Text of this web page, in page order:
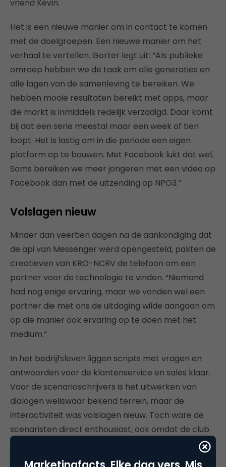
vriend Kevin.
Het is een nieuwe manier om in contact te komen
met de doelgroepen. Een nieuwe manier om het
verhaal te vertellen. Gorter legt uit: “Als publieke
omroep hebben we de taak om alle generaties en
alle lagen van de samenleving te bereiken. We
hebben mooie resultaten bereikt met apps, maar
die markt is inmiddels redelijk verzadigd. Daar komt
bij dat een serie meestal maar een week of tien
loopt. Het is lastig om in die periode een eigen
platform op te bouwen. Met Facebook lukt dat wel.
Soms bereiken we meer jongeren met een video op
Facebook dan met de uitzending op NPO3.”
Volslagen nieuw
Minder dan veertien dagen na de aankondiging dat
de api van Messenger werd opengesteld, pakten de
creatieven van KRO-NCRV de telefoon om een
partner voor de technologie te vinden. “Niemand
had nog enige ervaring, maar we vonden wel een
partner die met ons de uitdaging wilde aangaan om
op die manier ook ervaring op te doen met het
medium.“
In het bedrijfsleven liggen scripts met vragen en
antwoorden voor de klantenservice en sales klaar.
Voor de scenarioschrijvers is het uitwerken van
dialogen weliswaar bekend terrein, maar de
interactiviteit was volslagen nieuw. Toch ware de
scenaristen direct enthousiast, ook omdat de club
van Elsa Gorter inmiddels mooie resultaten met
digitale verteltechnieken heeft laten zien.